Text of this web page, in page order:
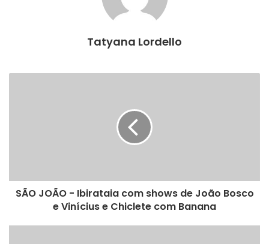
Tatyana Lordello
SÃO JOÃO - Ibirataia com shows de João Bosco
e Vinícius e Chiclete com Banana